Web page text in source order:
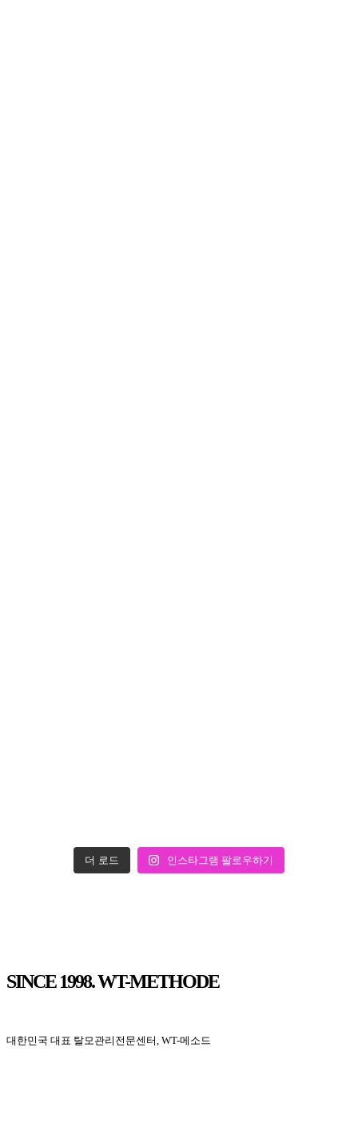
더 로드 인스타그램 팔로우하기
SINCE 1998. WT-METHODE
대한민국 대표 탈모관리전문센터, WT-메소드